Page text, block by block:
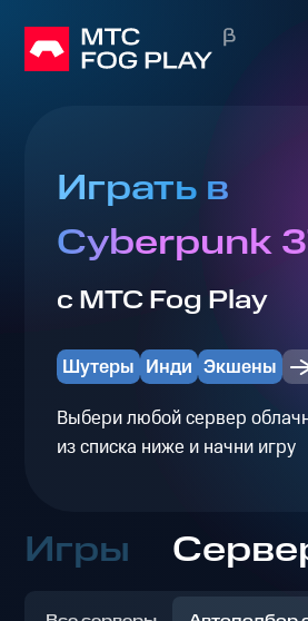
Играть в
Cyberpunk
с МТС Fog Play
Шутеры Инди Экшены
Выбери любой сервер
из списка ниже и начни игру
Игры